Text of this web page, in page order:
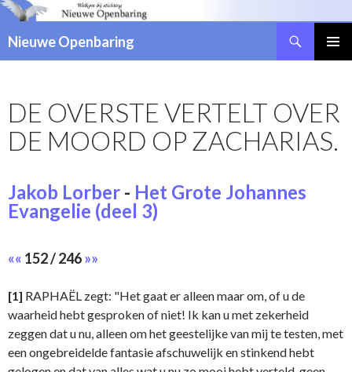
Nieuwe Openbaring
SPRINGEN
DE OVERSTE VERTELT OVER
DE MOORD OP ZACHARIAS.
Jakob Lorber - Het Grote Johannes
Evangelie (deel 3)
«« 152 / 246»»
[1] RAPHAËL zegt: "Het gaat er alleen maar om, of u de
waarheid hebt gesproken of niet! Ik kan u met zekerheid
zeggen dat u nu, alleen om het geestelijke van mij te testen, met
een ongebreidelde fantasie afschuwelijk en stinkend hebt